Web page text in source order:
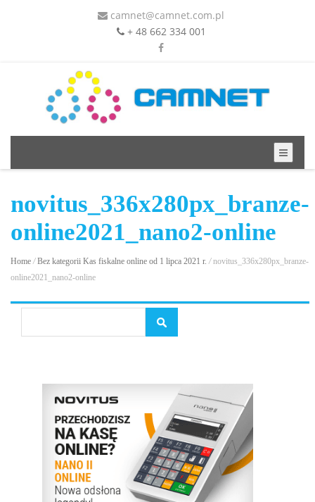
camnet@camnet.com.pl
+ 48 662 334 001
novitus_336x280px_branze-
online2021_nano2-online
Home / Bez kategorii Kas fiskalne online od 1 lipca 2021 r. /novitus_336x280px_branze-
online2021_nano2-online